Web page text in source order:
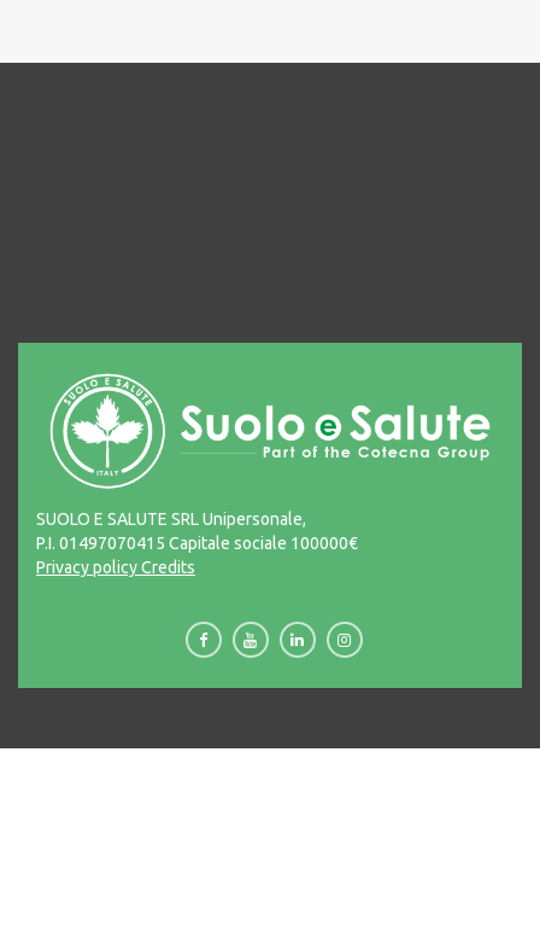
SUOLO E SALUTE SRL Unipersonale,
P.I. 01497070415 Capitale sociale 100000€
Privacy policyCredits